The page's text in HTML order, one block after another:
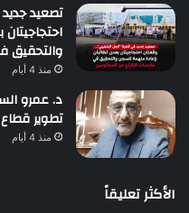
تصعيد
والتحقيق
منذ 4 أيام
د. عمرو
تطوير
منذ 4 أيام
الأكثر تعليقاً